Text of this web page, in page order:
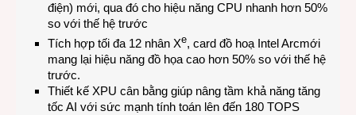
điện) mới, qua đó cho hiệu năng CPU nhanh hơn 50%
so với thế hệ trước
Tích hợp tối đa 12 nhân Xe, card đồ hoạ Intel Arcmới
mang lại hiệu năng đồ họa cao hơn 50% so với thế hệ
trước.
Thiết kế XPU cân bằng giúp nâng tầm khả năng tăng
tốc AI với sức mạnh tính toán lên đến 180 TOPS